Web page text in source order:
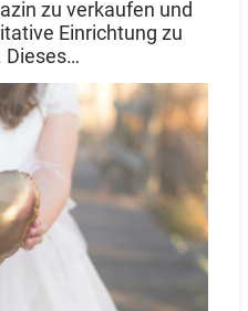
zu verkaufen und
Einrichtung zu
Dieses…